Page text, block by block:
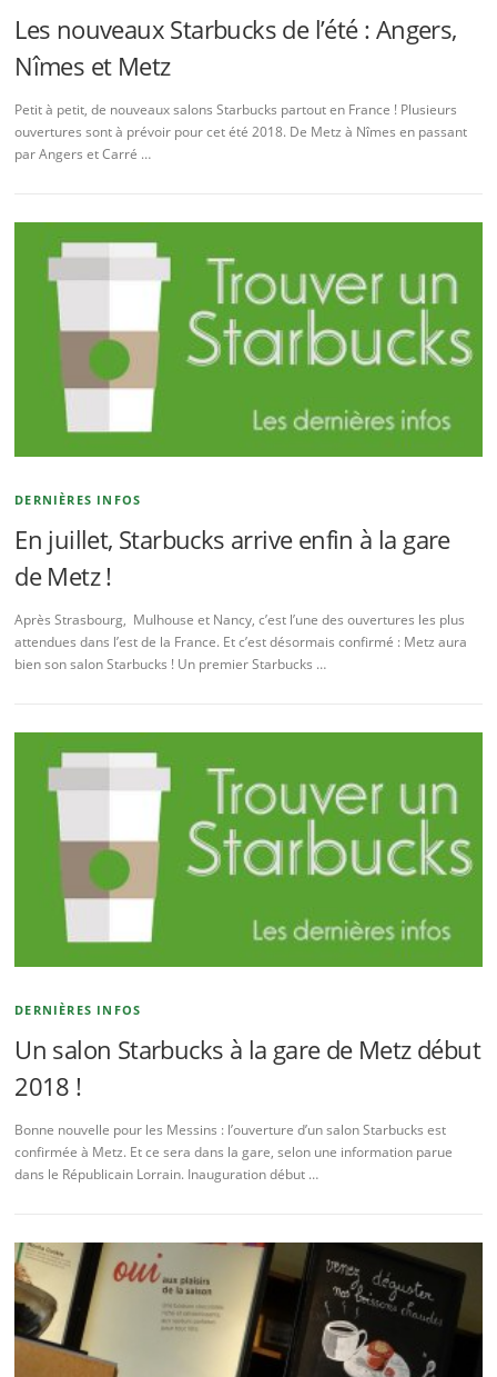
Les nouveaux Starbucks de l’été : Angers,
Nîmes et Metz
Petit à petit, de nouveaux salons Starbucks partout en France ! Plusieurs
ouvertures sont à prévoir pour cet été 2018. De Metz à Nîmes en passant
par Angers et Carré …
DERNIÈRES INFOS
En juillet, Starbucks arrive enfin à la gare
de Metz !
Après Strasbourg, Mulhouse et Nancy, c’est l’une des ouvertures les plus
attendues dans l’est de la France. Et c’est désormais confirmé : Metz aura
bien son salon Starbucks ! Un premier Starbucks …
DERNIÈRES INFOS
Un salon Starbucks à la gare de Metz début
2018 !
Bonne nouvelle pour les Messins : l’ouverture d’un salon Starbucks est
confirmée à Metz. Et ce sera dans la gare, selon une information parue
dans le Républicain Lorrain. Inauguration début …